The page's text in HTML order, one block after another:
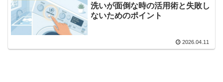
洗いが面倒な時の活用術と失敗し
ないためのポイント
2026.04.11